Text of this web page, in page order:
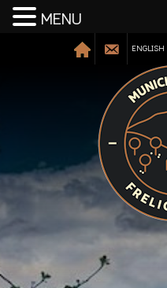
ENGLISH
MENU